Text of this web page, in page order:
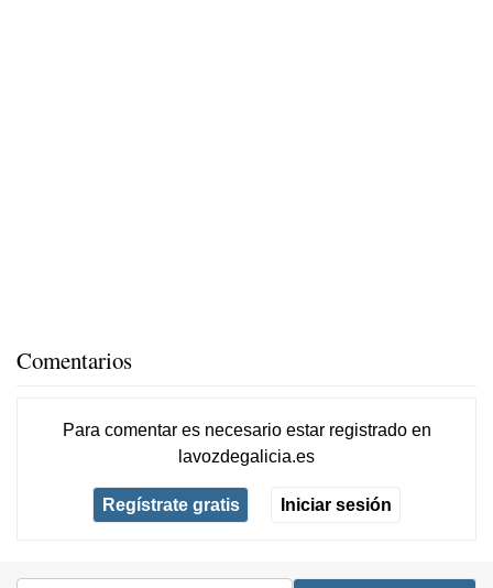
Comentarios
Para comentar es necesario estar registradoen
lavozdegalicia.es
Regístrate gratis Iniciar sesión